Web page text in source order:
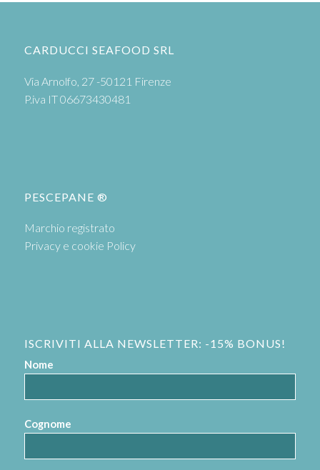
CARDUCCI SEAFOOD SRL
Via Arnolfo, 27 -50121 Firenze
P.iva IT 06673430481
PESCEPANE ®
Marchio registrato
Privacy e cookie Policy
ISCRIVITI ALLA NEWSLETTER: -15% BONUS!
Nome
Cognome